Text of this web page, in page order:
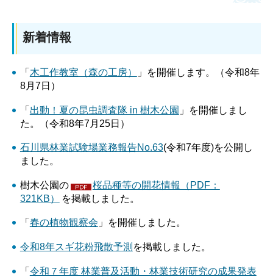
新着情報
「 木工作教室（森の工房）
」を開催します。（令和8年
8月7日）
「 出動！夏の昆虫調査隊 in 樹木公園 」を開催しまし
た。（令和8年7月25日）
石川県林業試験場業務報告No.63(令和7年度)を公開し
ました。
樹木公園の
桜品種等の開花情報（PDF：
321KB）
を掲載しました。
「 春の植物観察会 」を開催しました。
令和8年スギ花粉飛散予測 を掲載しました。
「 令和７年度 林業普及活動・林業技術研究の成果発表